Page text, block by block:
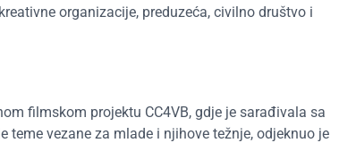
organizacije, preduzeća, civilno društvo i
filmskom projektu CC4VB, gdje je sarađivala sa
teme vezane za mlade i njihove težnje, odjeknuo je